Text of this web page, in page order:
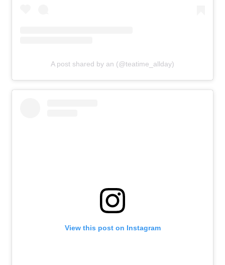
A post shared by an (@teatime_allday)
View this post on Instagram